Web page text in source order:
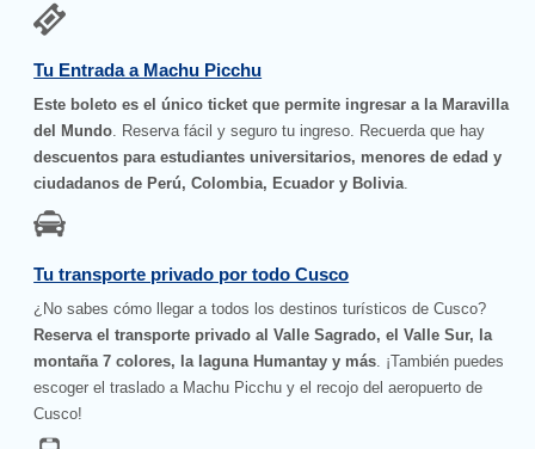
Tu Entrada a Machu Picchu
Este boleto es el único ticket que permite ingresar a la Maravilla
del Mundo . Reserva fácil y seguro tu ingreso. Recuerda que hay
descuentos para estudiantes universitarios, menores de edad y
ciudadanos de Perú, Colombia, Ecuador y Bolivia
Tu transporte privado por todo Cusco
¿No sabes cómo llegar a todos los destinos turísticos de Cusco?
Reserva el transporte privado al Valle Sagrado, el Valle Sur, la
montaña 7 colores, la laguna Humantay y más . ¡También puedes
escoger el traslado a Machu Picchu y el recojo del aeropuerto de
Cusco!